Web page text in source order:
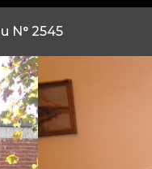
N° 2545